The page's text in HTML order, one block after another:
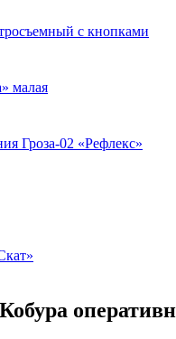
с кнопками
малая
Гроза-02 «Рефлекс»